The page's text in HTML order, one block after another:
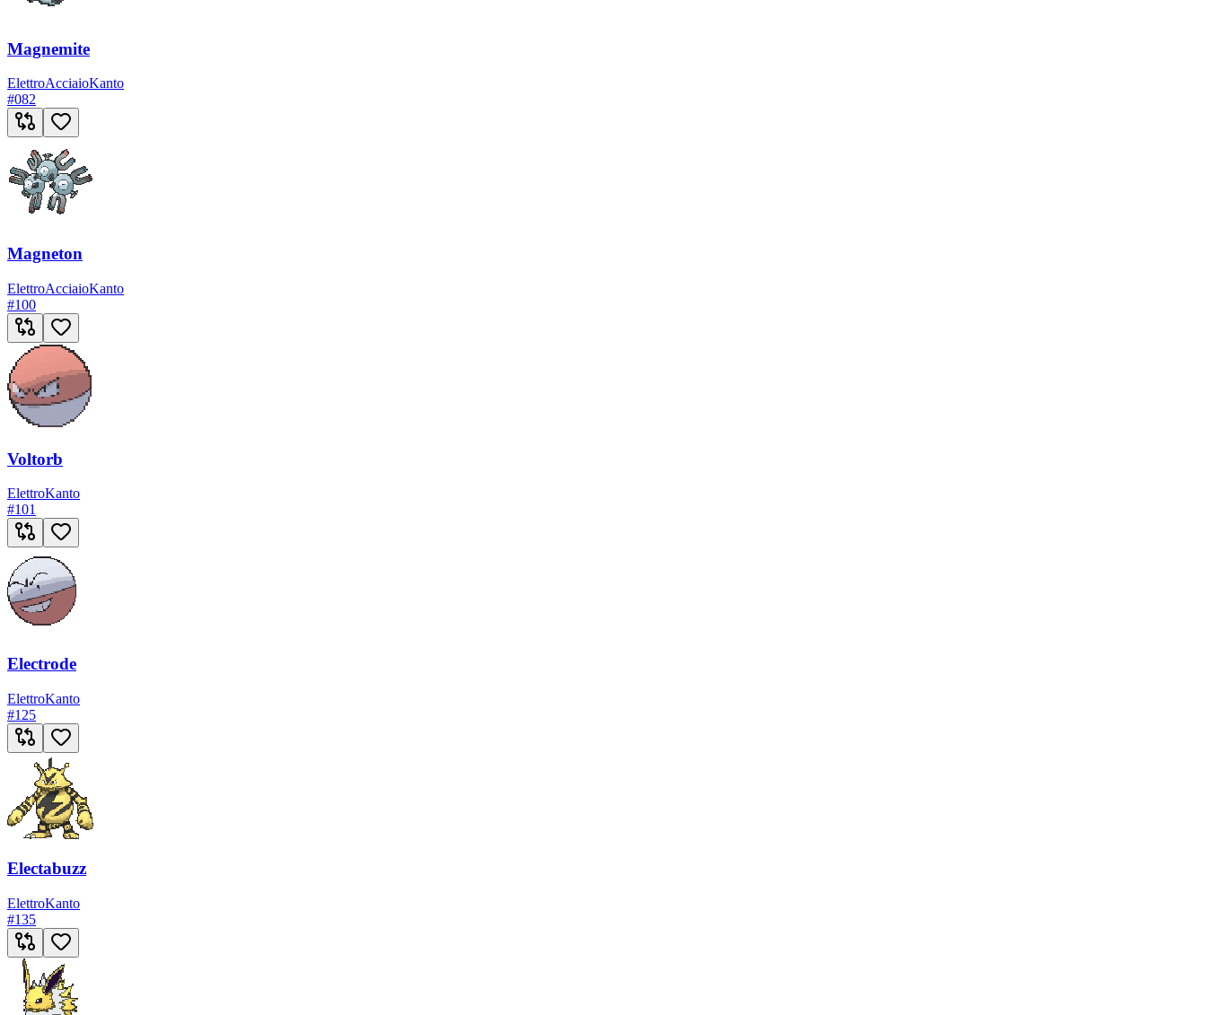
Magnemite
ElettroAcciaioKanto
#082
Magneton
ElettroAcciaioKanto
#100
Voltorb
ElettroKanto
#101
Electrode
ElettroKanto
#125
Electabuzz
ElettroKanto
#135